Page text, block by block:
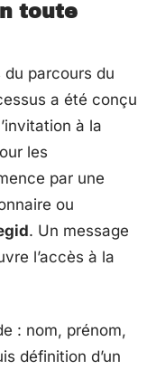
toute
du parcours du
a été conçu
à la
les
par une
ou
. Un message
l’accès à la
: nom, prénom,
définition d’un